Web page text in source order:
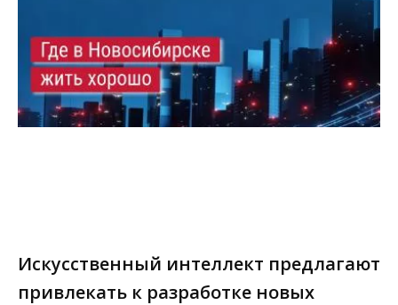
Искусственный интеллект предлагают
привлекать к разработке новых